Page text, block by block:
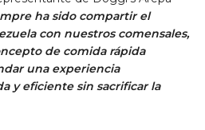
ha sido compartir el
con nuestros comensales,
de comida rápida
una experiencia
y eficiente sin sacrificar la